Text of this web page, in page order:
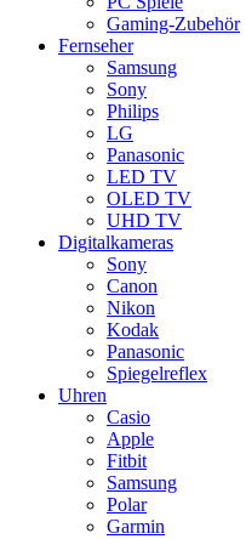
Gaming-Zubehör
Fernseher
Samsung
Sony
Philips
LG
Panasonic
LED TV
OLED TV
UHD TV
Digitalkameras
Sony
Canon
Nikon
Kodak
Panasonic
Spiegelreflex
Uhren
Casio
Apple
Fitbit
Samsung
Polar
Garmin